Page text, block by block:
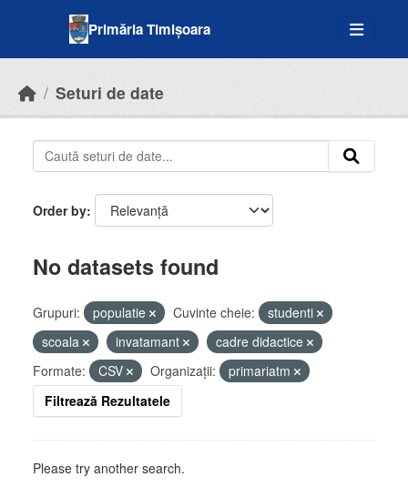
Primăria Timișoara
Seturi de date
Order by
No datasets found
Grupuri: populatie Cuvinte cheie:
studenti
scoala
invatamant
cadre didactice
Formate:
CSV Organizații:
primariatm
Filtrează Rezultatele
Please try another search.